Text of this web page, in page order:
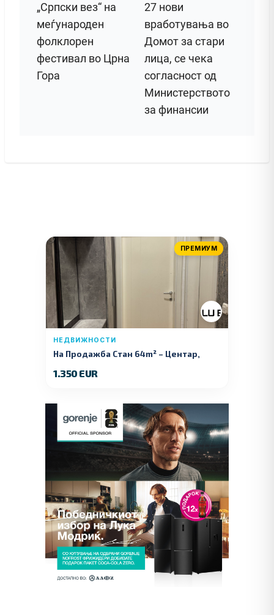
„Српски вез“ на
меѓународен
фолклорен
фестивал во Црна
Гора
27 нови
вработувања во
Домот за стари
лица, се чека
согласност од
Министерството
за финансии
ПРЕМИУМ
НЕДВИЖНОСТИ
На Продажба Стан 64m² – Центар,
1.350 EUR